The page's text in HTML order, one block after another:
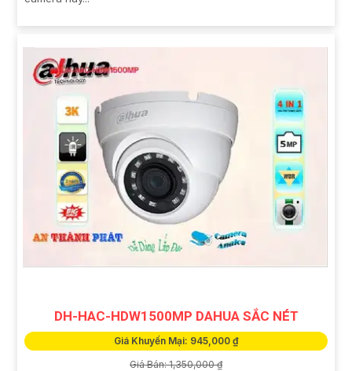
DH-HAC-HDW1500MP DAHUA SẮC NÉT
Giá Khuyến Mại: 945,000 ₫
Giá Bán: 1,350,000 ₫